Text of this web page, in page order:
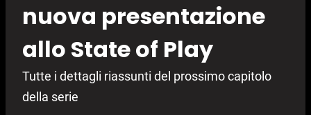
nuova presentazione
allo State of Play
Tutte i dettagli riassunti del prossimo capitolo
della serie